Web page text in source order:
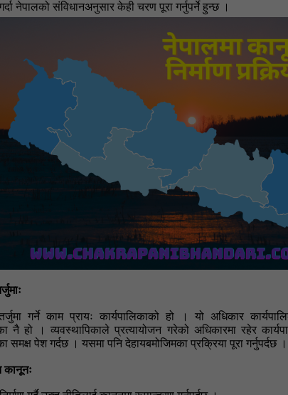
गर्दा नेपालको संविधानअनुसार केही चरण पूरा गर्नुपर्ने हुन्छ ।
गर्ने काम प्रायः कार्यपालिकाको हो
। यो अधिकार
नै हो
। व्यवस्थापिकाले प्रत्यायोजन गरेको अधिकारमा रहेर
समक्ष पेश गर्दछ । यसमा पनि देहायबमोजिमका प्रक्रिया पूरा गर्नुपर्दछ ।
कानूनः